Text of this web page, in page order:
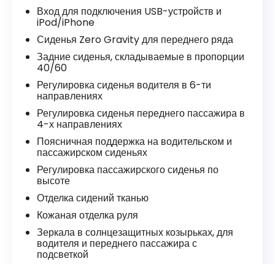
Вход для подключения USB-устройств и
iPod/iPhone
Сиденья Zero Gravity для переднего ряда
Задние сиденья, складываемые в пропорции
40/60
Регулировка сиденья водителя в 6-ти
направлениях
Регулировка сиденья переднего пассажира в
4-х направлениях
Поясничная поддержка на водительском и
пассажирском сиденьях
Регулировка пассажирского сиденья по
высоте
Отделка сидений тканью
Кожаная отделка руля
Зеркала в солнцезащитных козырьках, для
водителя и переднего пассажира с
подсветкой